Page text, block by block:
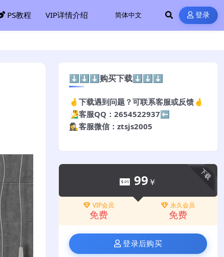
PS教程 VIP详情介绍 登录
⬇️⬇️⬇️购买下载⬇️⬇️⬇️
🤞下载遇到问题？可联系客服或反馈🤞
🧏‍♂️客服QQ：2654522937⬅️
🕵️‍♀️客服微信：ztsjs2005
下载
99 ￥
VIP会员
免费
永久会员
免费
登录后购买